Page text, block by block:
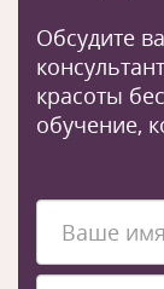
Обсудите
красоты
обучение,